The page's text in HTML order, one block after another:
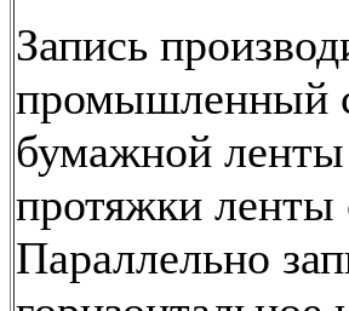
Запись
промышленный
бумажной
протяжки ленты
Параллельно